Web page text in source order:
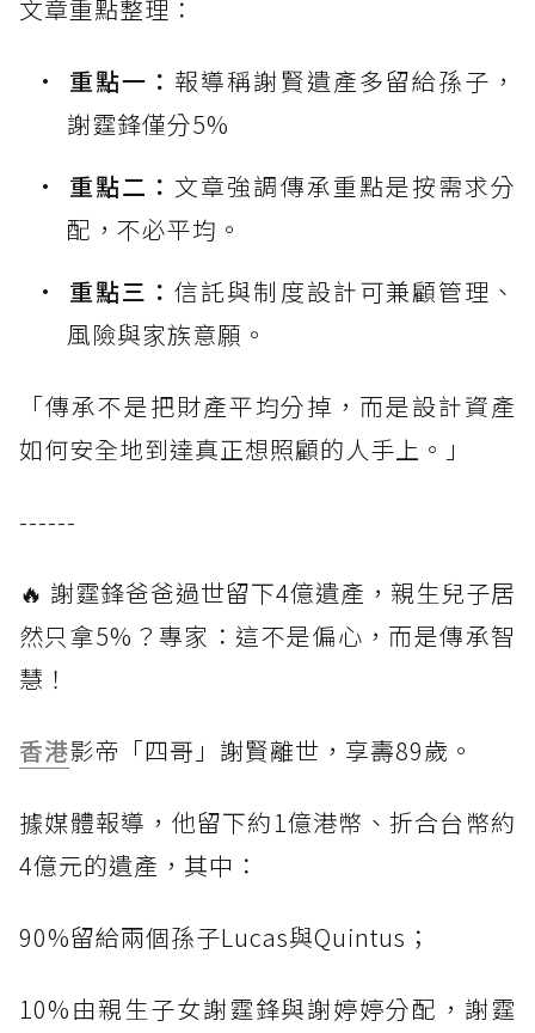
文章重點整理：
重點一： 報導稱謝賢遺產多留給孫子，
謝霆鋒僅分5%
重點二： 文章強調傳承重點是按需求分
配，不必平均。
重點三：信託與制度設計可兼顧管理、
風險與家族意願。
「傳承不是把財產平均分掉，而是設計資產
如何安全地到達真正想照顧的人手上。」
------
🔥 謝霆鋒爸爸過世留下4億遺產，親生兒子居
然只拿5%？專家：這不是偏心，而是傳承智
慧！
香港影帝「四哥」謝賢離世，享壽89歲。
據媒體報導，他留下約1億港幣、折合台幣約
4億元的遺產，其中：
90%留給兩個孫子Lucas與Quintus；
10%由親生子女謝霆鋒與謝婷婷分配，謝霆